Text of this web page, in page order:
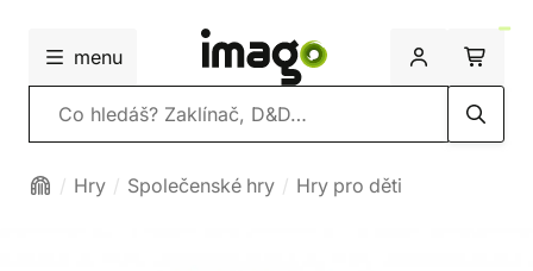
menu
Vyhledávání
Hry Společenské hry Hry pro děti